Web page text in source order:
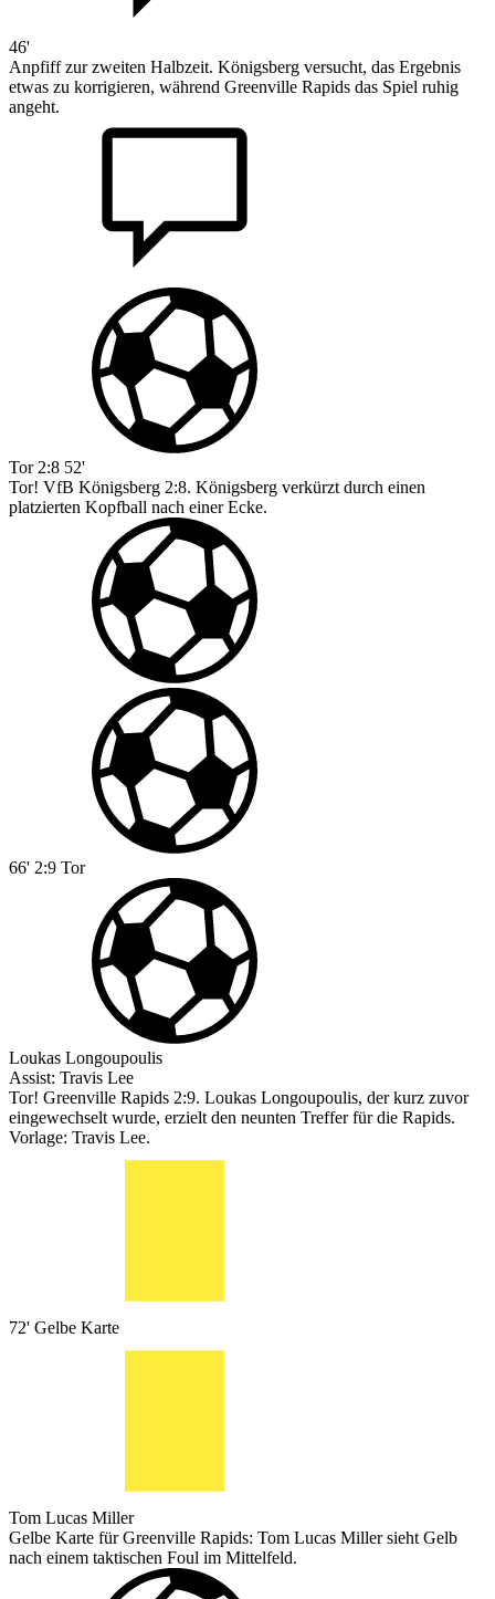
46'
Anpfiff zur zweiten Halbzeit. Königsberg versucht, das Ergebnis
etwas zu korrigieren, während Greenville Rapids das Spiel ruhig
angeht.
Tor 2:8 52'
Tor! VfB Königsberg 2:8. Königsberg verkürzt durch einen
platzierten Kopfball nach einer Ecke.
66' 2:9 Tor
Loukas Longoupoulis
Assist: Travis Lee
Tor! Greenville Rapids 2:9. Loukas Longoupoulis, der kurz zuvor
eingewechselt wurde, erzielt den neunten Treffer für die Rapids.
Vorlage: Travis Lee.
72' Gelbe Karte
Tom Lucas Miller
Gelbe Karte für Greenville Rapids: Tom Lucas Miller sieht Gelb
nach einem taktischen Foul im Mittelfeld.